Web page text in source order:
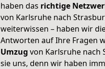
haben das richtige
von Karlsruhe nach
weiterwissen – haben wir
Antworten auf Ihre Fragen
Umzug von Karlsruhe nach
sie uns, denn wir haben